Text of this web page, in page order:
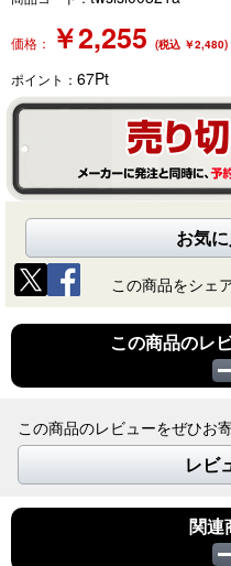
価格： ￥2,255 (税込 ￥2,480)
ポイント： 67Pt
お気
この商品をシェ
この商品のレ
この商品のレビューをぜひお
レビ
関連